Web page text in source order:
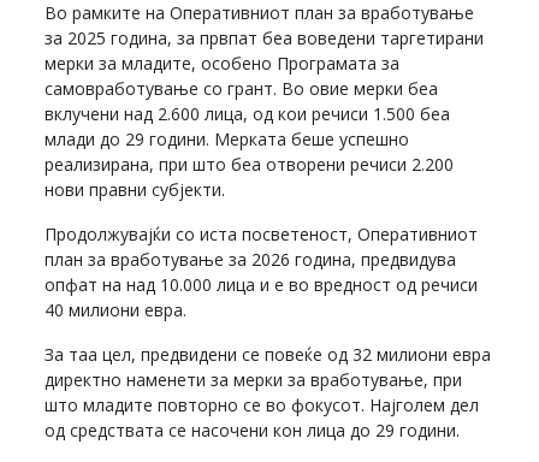
Во рамките на Оперативниот план за вработување
за 2025 година, за првпат беа воведени таргетирани
мерки за младите, особено Програмата за
самовработување со грант. Во овие мерки беа
вклучени над 2.600 лица, од кои речиси 1.500 беа
млади до 29 години. Мерката беше успешно
реализирана, при што беа отворени речиси 2.200
нови правни субјекти.
Продолжувајќи со иста посветеност, Оперативниот
план за вработување за 2026 година, предвидува
опфат на над 10.000 лица и е во вредност од речиси
40 милиони евра.
За таа цел, предвидени се повеќе од 32 милиони евра
директно наменети за мерки за вработување, при
што младите повторно се во фокусот. Најголем дел
од средствата се насочени кон лица до 29 години.